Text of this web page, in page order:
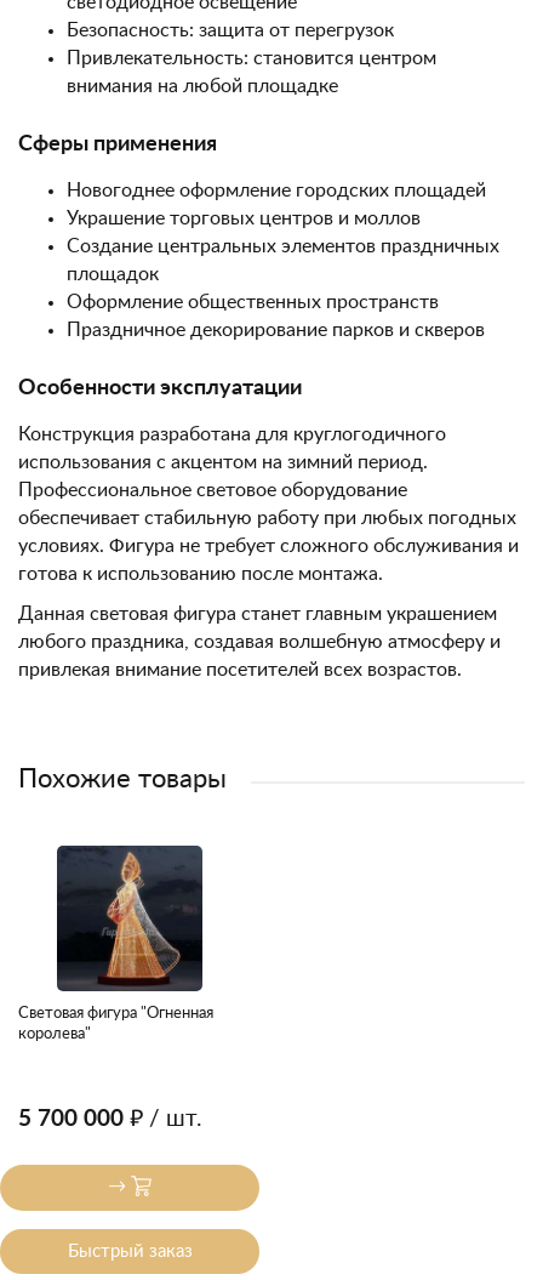
Безопасность: защита от перегрузок
Привлекательность: становится центром
внимания на любой площадке
Сферы применения
Новогоднее оформление городских площадей
Украшение торговых центров и моллов
Создание центральных элементов праздничных
площадок
Оформление общественных пространств
Праздничное декорирование парков и скверов
Особенности эксплуатации
Конструкция разработана для круглогодичного
использования с акцентом на зимний период.
Профессиональное световое оборудование
обеспечивает стабильную работу при любых погодных
условиях. Фигура не требует сложного обслуживания и
готова к использованию после монтажа.
Данная световая фигура станет главным украшением
любого праздника, создавая волшебную атмосферу и
привлекая внимание посетителей всех возрастов.
Похожие товары
Световая фигура "Огненная
королева"
5 700 000 ₽ / шт.
Быстрый заказ